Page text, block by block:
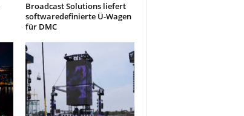
Broadcast Solutions liefert
softwaredefinierte Ü-Wagen
für DMC